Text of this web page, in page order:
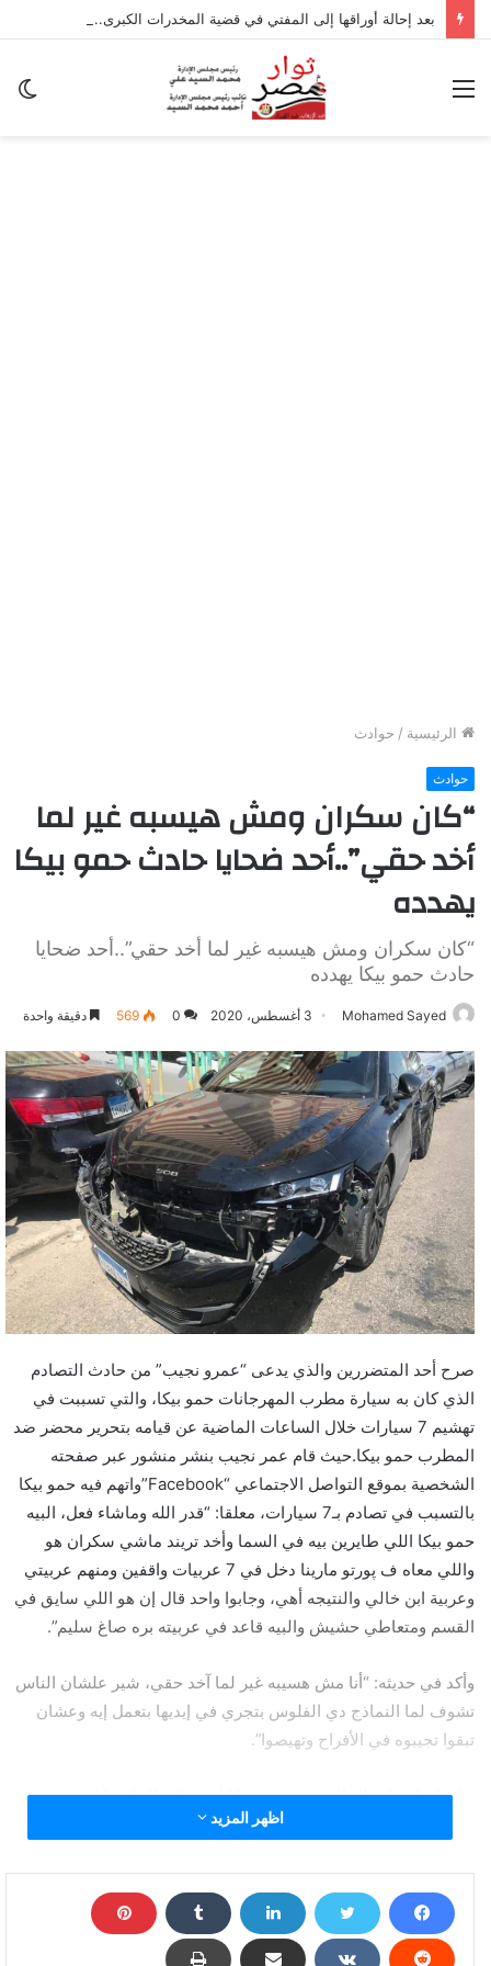
القائمة
الرئيسية / حوادث
حوادث
“كان سكران ومش هيسبه غير لما
أخد حقي”..أحد ضحايا حادث حمو بيكا
يهدده
“كان سكران ومش هيسبه غير لما أخد حقي”..أحد ضحايا
حادث حمو بيكا يهدده
Mohamed Sayed 3 أغسطس، 2020 0
569 دقيقة واحدة
صرح أحد المتضررين والذي يدعى “عمرو نجيب” من حادث التصادم
الذي كان به سيارة مطرب المهرجانات حمو بيكا، والتي تسببت في
تهشيم 7 سيارات خلال الساعات الماضية عن قيامه بتحرير محضر ضد
المطرب حمو بيكا.حيث قام عمر نجيب بنشر منشور عبر صفحته
الشخصية بموقع التواصل الاجتماعي “Facebook”واتهم فيه حمو بيكا
بالتسبب في تصادم بـ7 سيارات، معلقا: “قدر الله وماشاء فعل، البيه
حمو بيكا اللي طايرين بيه في السما وأخد تريند ماشي سكران هو
واللي معاه ف پورتو مارينا دخل في 7 عربيات واقفين ومنهم عربيتي
وعربية ابن خالي والنتيجه أهي، وجابوا واحد قال إن هو اللي سايق في
القسم ومتعاطي حشيش والبيه قاعد في عربيته بره صاغ سليم”.
وأكد في حديثه: “أنا مش هسيبه غير لما آخد حقي، شير علشان الناس
تشوف لما النماذج دي الفلوس بتجري في إيديها بتعمل إيه وعشان
تبقوا تجيبوه في الأفراح وتهيصوا”.
يذكر ان اخر اعمال المطرب حمو بيكا أغنية “إيه الحكاية” التي طرحت
رسميا على القناة الرسمية للشركة المنتجة عبر موقع التواصل
“كان سكران ومش هيسبه غير لما أخد حقي”..أحد ضحايا
حادث حمو بيكا يهدده
اظهر المزيد